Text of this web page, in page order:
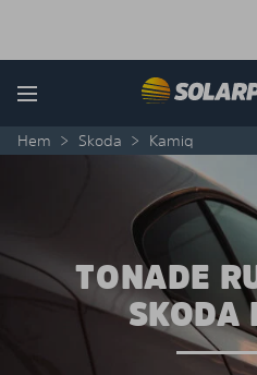
Menu
Hem > Skoda > Kamiq
TONADE
SKODA